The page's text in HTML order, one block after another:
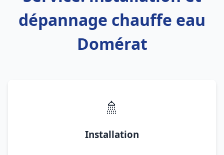
dépannage chauffe eau
Domérat
🚿
Installation